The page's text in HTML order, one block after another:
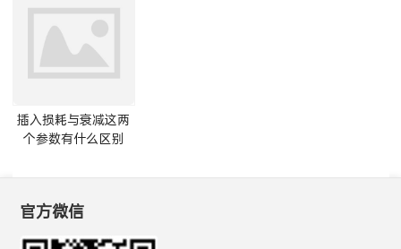
插​入​损​耗​与​衰​减​这​两​
个​参​数​有​什​么​区别
官方微信